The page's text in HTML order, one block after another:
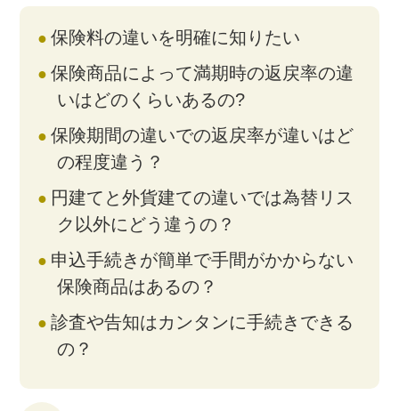
保険料の違いを明確に知りたい
保険商品によって満期時の返戻率の違
いはどのくらいあるの?
保険期間の違いでの返戻率が違いはど
の程度違う？
円建てと外貨建ての違いでは為替リス
ク以外にどう違うの？
申込手続きが簡単で手間がかからない
保険商品はあるの？
診査や告知はカンタンに手続きできる
の？